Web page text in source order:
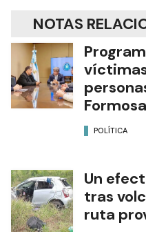
NOTAS
Formosa
POLÍTICA
Un
tras
ruta